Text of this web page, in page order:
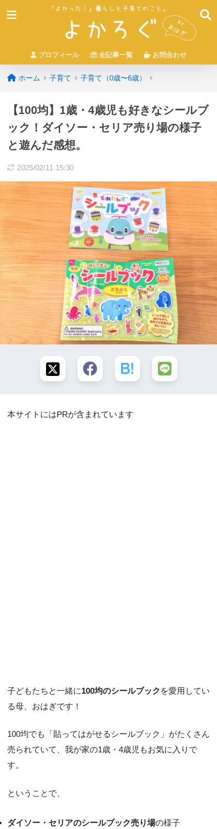
プロフィール 全記事一覧 お問合わせ
ホーム 子育て 子育て（0歳〜6歳）
【100均】1歳・4歳児も好きなシールブ
ック！ダイソー・セリア売り場の様子
と遊んだ感想。
2025/02/11 15:30
本サイトにはPRが含まれています
子どもたちと一緒に100均のシールブック を愛用してい
る母、おはぎです！
100均でも「貼ってはがせるシールブック」がたくさん
売られていて、我が家の1歳・4歳児もお気に入りで
す。
ということで、
ダイソー・セリアのシールブック売り場の様子